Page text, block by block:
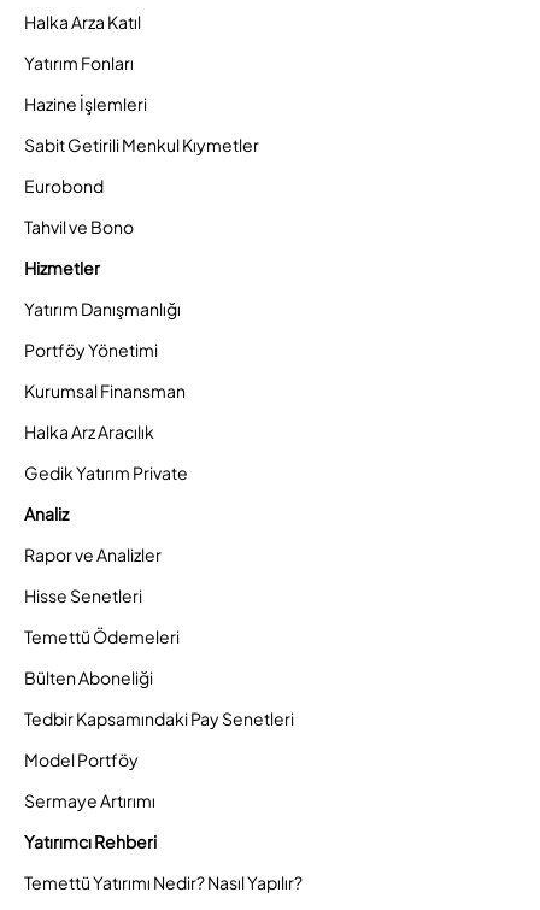
Halka Arza Katıl
Yatırım Fonları
Hazine İşlemleri
Sabit Getirili Menkul Kıymetler
Eurobond
Tahvil ve Bono
Hizmetler
Yatırım Danışmanlığı
Portföy Yönetimi
Kurumsal Finansman
Halka Arz Aracılık
Gedik Yatırım Private
Analiz
Rapor ve Analizler
Hisse Senetleri
Temettü Ödemeleri
Bülten Aboneliği
Tedbir Kapsamındaki Pay Senetleri
Model Portföy
Sermaye Artırımı
Yatırımcı Rehberi
Temettü Yatırımı Nedir? Nasıl Yapılır?